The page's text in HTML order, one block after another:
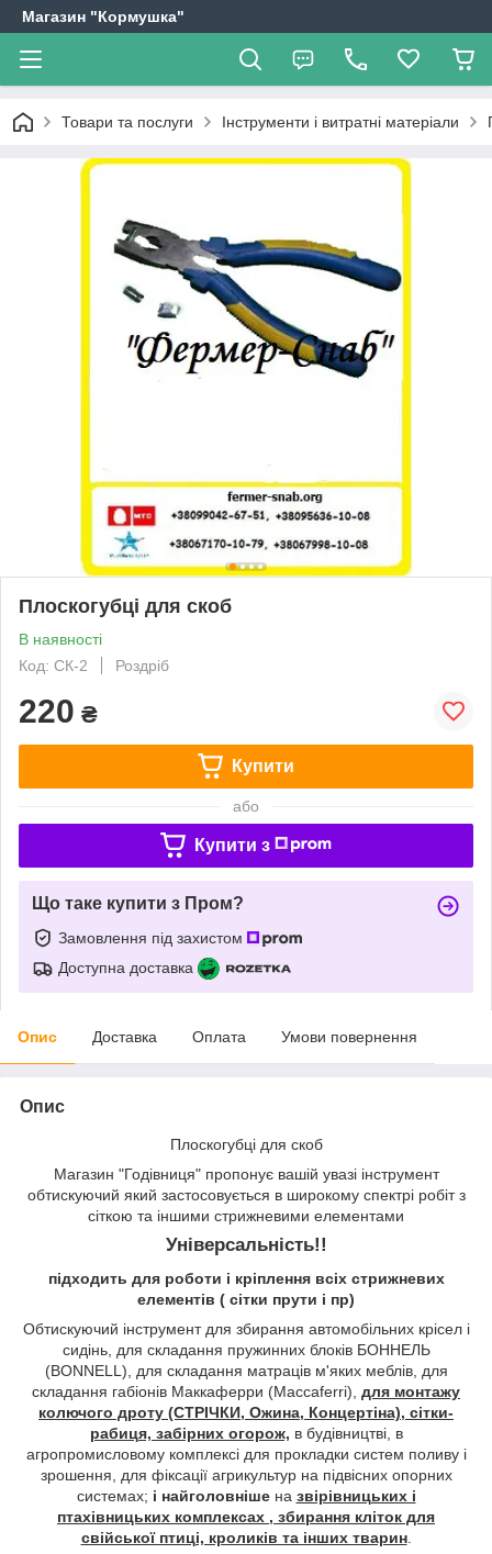
Магазин "Кормушка"
Товари та послуги Інструменти і витратні матеріали
Плоскогубці для скоб
В наявності
Код: СК-2
Роздріб
220 ₴
Купити
або
Купити з
Що таке купити з Пром?
Замовлення під захистом
Доступна доставка
Опис Доставка Оплата Умови повернення
Опис
Плоскогубці для скоб
Магазин "Годівниця" пропонує вашій увазі інструмент
обтискуючий який застосовується в широкому спектрі робіт з
сіткою та іншими стрижневими елементами
Універсальність!!
підходить для роботи і кріплення всіх стрижневих
елементів ( сітки прути і пр)
Обтискуючий інструмент для збирання автомобільних крісел і
сидінь, для складання пружинних блоків БОННЕЛЬ
(BONNELL), для складання матраців м'яких меблів, для
складання габіонів Маккаферри (Maccaferri), для монтажу
колючого дроту (СТРІЧКИ, Ожина, Концертіна), сітки-
рабиця, забірних огорож, в будівництві, в
агропромисловому комплексі для прокладки систем поливу і
зрошення, для фіксації агрикультур на підвісних опорних
системах; і найголовніше на звірівницьких і
птахівницьких комплексах , збирання кліток для
свійської птиці, кроликів та інших тварин.